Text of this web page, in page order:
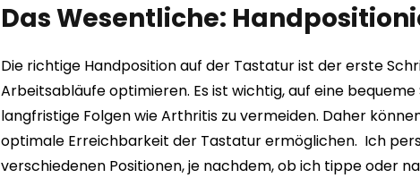
Das Wesentliche:
Die richtige Handposition auf der Tastatur ist der erste
Arbeitsabläufe optimieren. Es ist wichtig, auf eine
langfristige Folgen wie Arthritis zu vermeiden. Daher
optimale Erreichbarkeit der Tastatur ermöglichen. Ich
verschiedenen Positionen, je nachdem, ob ich tippe oder